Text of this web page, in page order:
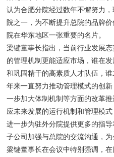
认为合肥分院经过数年不懈努力
院之一，为不断提升总院的品牌
院在华东地区一张重要的名片。
梁键董事长指出，当前行业发展
的管理机制更能适应市场，谁在
和巩固精干的高素质人才队伍，
年来一直努力推动管理模式的创
一步加大体制机制等方面的改革
应未来发展的运行机制和管理模
进一步为驻外分院提供更多的指
子公司加强与总院的交流沟通，为
梁键董事长在会议中特别强调，